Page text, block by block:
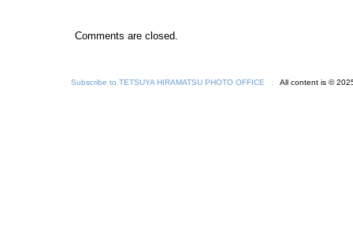
Comments are closed.
Subscribe to TETSUYA HIRAMATSU PHOTO OFFICE All content is ©